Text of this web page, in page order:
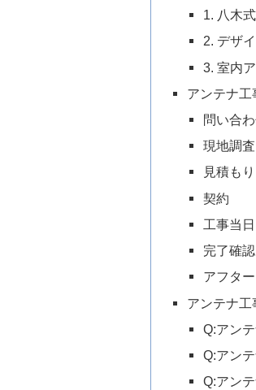
1. 八木
2. デザ
3. 室内
アンテナ工
問い合
現地調査
見積もり
契約
工事当日
完了確
アフタ
アンテナ工
Q:アン
Q:アン
Q:アン